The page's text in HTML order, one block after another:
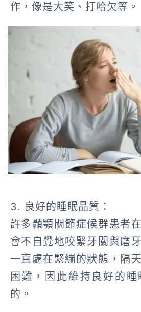
作，像是大笑、打哈欠等。
3. 良好的睡眠品質：
許多顳顎關節症候群患者
會不自覺地咬緊牙關與磨
一直處在緊繃的狀態，隔
困難，因此維持良好的
的。